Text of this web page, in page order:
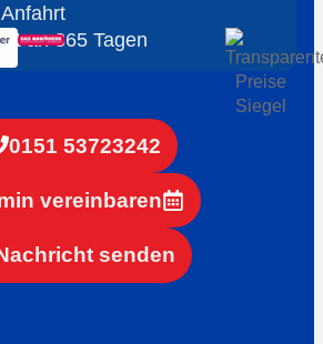
an 365 Tagen
0151 53723242
vereinbaren
senden